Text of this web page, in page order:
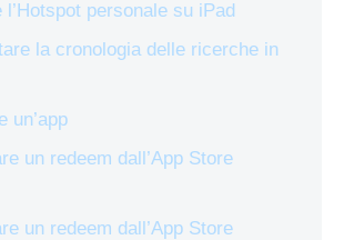
personale su iPad
la cronologia delle ricerche in
un’app
un redeem dall’App Store
un redeem dall’App Store